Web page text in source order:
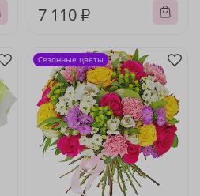
7 110 ₽
Сезонные цветы